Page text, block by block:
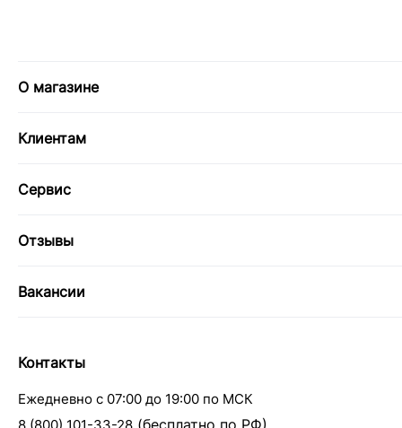
О магазине
Клиентам
Сервис
Отзывы
Вакансии
Контакты
Ежедневно с 07:00 до 19:00 по МСК